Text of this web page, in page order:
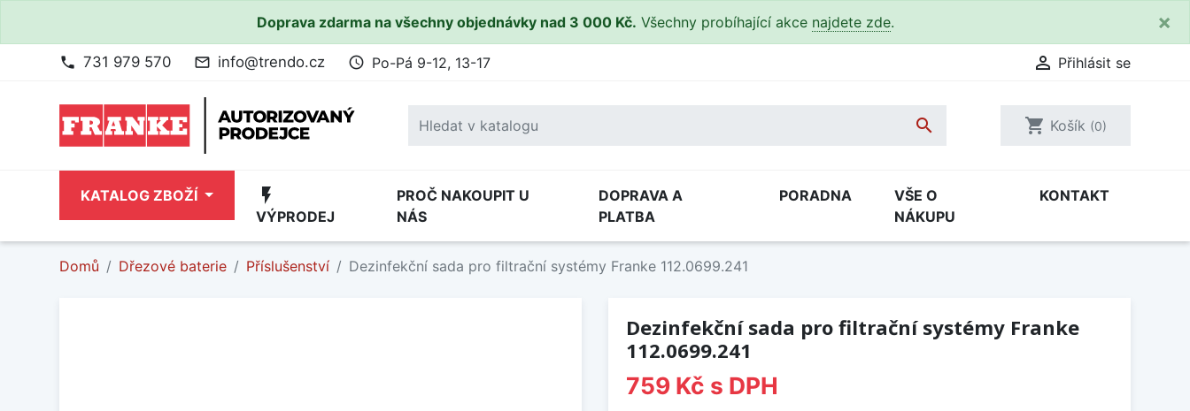
Doprava zdarma na všechny objednávky nad 3 000 Kč. Všechny probíhající akce najdete zde. ×
phone 731 979 570 mail_outline info@trendo.cz access_time Po-Pá 9-12, 13-17  Přihlásit se
 shopping_cart Košík (0)
KATALOG ZBOŽÍ flash_on
VÝPRODEJ
PROČ NAKOUPIT U
NÁS
DOPRAVA A
PLATBA
PORADNA
VŠE O
NÁKUPU
KONTAKT
Domů Dřezové baterie Příslušenství Dezinfekční sada pro filtrační systémy Franke 112.0699.241
Dezinfekční sada pro filtrační systémy Franke
112.0699.241
759 Kč s DPH